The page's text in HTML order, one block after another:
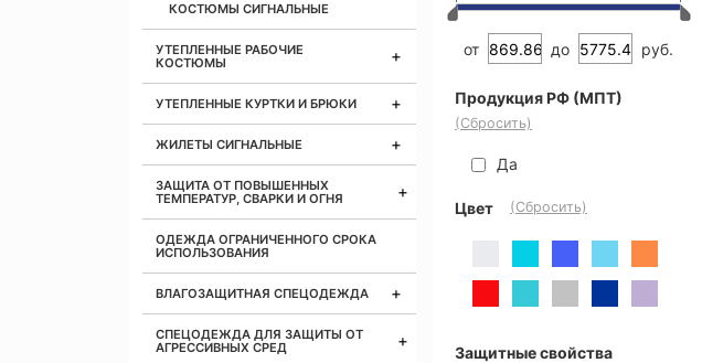
КОСТЮМЫ СИГНАЛЬНЫЕ
УТЕПЛЕННЫЕ РАБОЧИЕ
КОСТЮМЫ
УТЕПЛЕННЫЕ КУРТКИ И БРЮКИ
ЖИЛЕТЫ СИГНАЛЬНЫЕ
ЗАЩИТА ОТ ПОВЫШЕННЫХ
ТЕМПЕРАТУР, СВАРКИ И ОГНЯ
ОДЕЖДА ОГРАНИЧЕННОГО СРОКА
ИСПОЛЬЗОВАНИЯ
ВЛАГОЗАЩИТНАЯ СПЕЦОДЕЖДА
СПЕЦОДЕЖДА ДЛЯ ЗАЩИТЫ ОТ
АГРЕССИВНЫХ СРЕД
от до руб.
Продукция РФ (МПТ)
(Сбросить)
Да
Цвет (Сбросить)
Защитные свойства